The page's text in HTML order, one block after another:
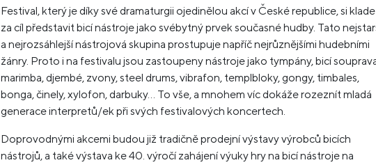
Festival, který je díky své dramaturgii ojedinělou akcí v České republice, si klade
za cíl představit bicí nástroje jako svébytný prvek současné hudby. Tato
a nejrozsáhlejší nástrojová skupina prostupuje napříč nejrůznějšími hudebními
žánry. Proto i na festivalu jsou zastoupeny nástroje jako tympány, bicí
marimba, djembé, zvony, steel drums, vibrafon, templbloky, gongy, timbales,
bonga, činely, xylofon, darbuky… To vše, a mnohem víc dokáže rozeznít mladá
generace interpretů/ek při svých festivalových koncertech.
Doprovodnými akcemi budou již tradičně prodejní výstavy výrobců bicích
nástrojů, a také výstava ke 40. výročí zahájení výuky hry na bicí nástroje na